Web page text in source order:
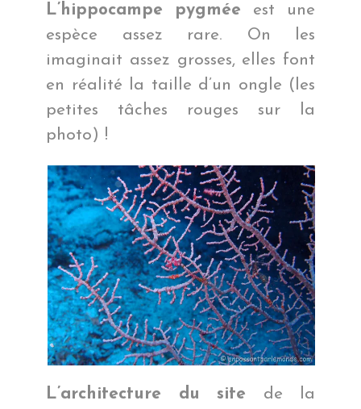
L’hippocampe pygmée est une
espèce assez rare. On les
imaginait assez grosses, elles font
en réalité la taille d’un ongle (les
petites tâches rouges sur la
photo) !
L’architecture du site de la